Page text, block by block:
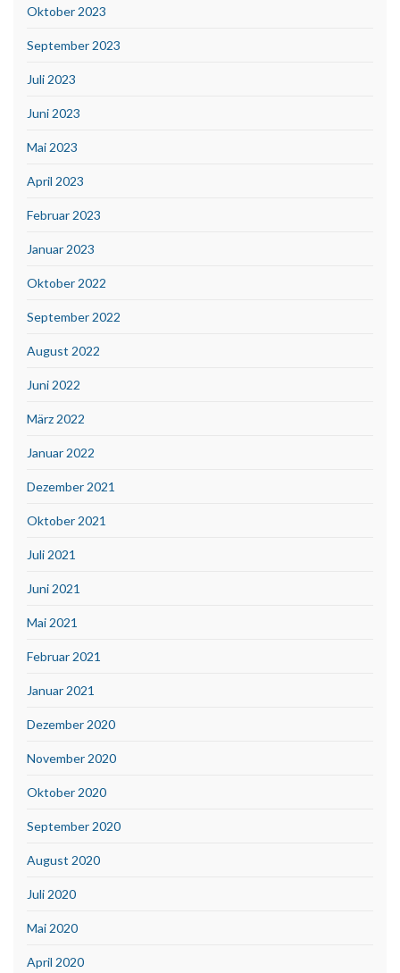
Oktober 2023
September 2023
Juli 2023
Juni 2023
Mai 2023
April 2023
Februar 2023
Januar 2023
Oktober 2022
September 2022
August 2022
Juni 2022
März 2022
Januar 2022
Dezember 2021
Oktober 2021
Juli 2021
Juni 2021
Mai 2021
Februar 2021
Januar 2021
Dezember 2020
November 2020
Oktober 2020
September 2020
August 2020
Juli 2020
Mai 2020
April 2020